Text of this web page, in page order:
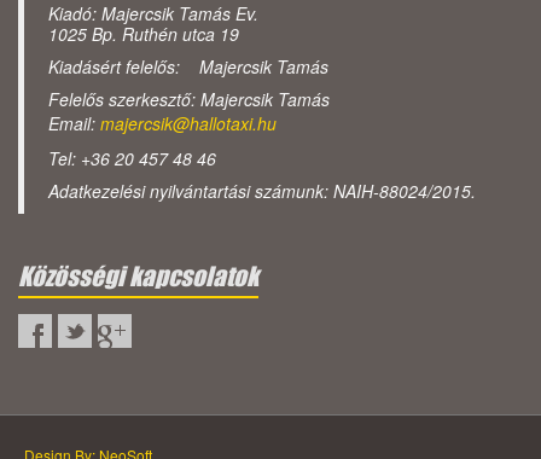
Kiadó: Majercsik Tamás Ev.
1025 Bp. Ruthén utca 19
Kiadásért felelős: Majercsik Tamás
Felelős szerkesztő: Majercsik Tamás
Email: majercsik@hallotaxi.hu
Tel: +36 20 457 48 46
Adatkezelési nyilvántartási számunk: NAIH-88024/2015.
Közösségi kapcsolatok